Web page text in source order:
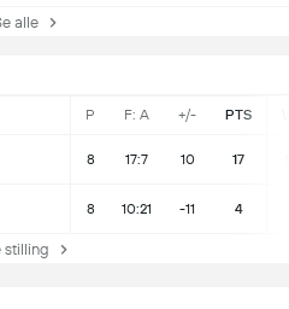
P F: A +/- PTS
8 17:7 10 17
8 10:21 -11 4
alle